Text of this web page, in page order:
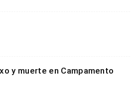
y muerte en Campamento